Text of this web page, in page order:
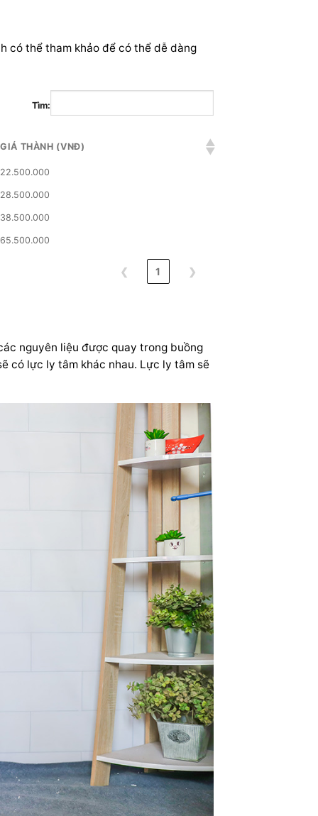
có thể tham khảo để có thể dễ dàng
Tìm:
GIÁ THÀNH (VNĐ)
22.500.000
28.500.000
38.500.000
65.500.000
❮ 1 ❯
nguyên liệu được quay trong buồng
có lực ly tâm khác nhau. Lực ly tâm sẽ